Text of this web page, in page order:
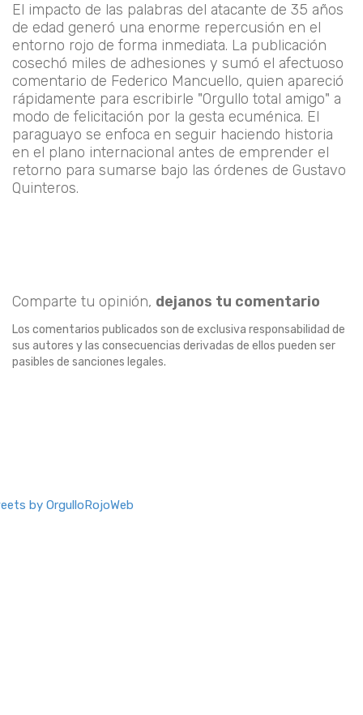
El impacto de las palabras del atacante de 35 años
de edad generó una enorme repercusión en el
entorno rojo de forma inmediata. La publicación
cosechó miles de adhesiones y sumó el afectuoso
comentario de Federico Mancuello, quien apareció
rápidamente para escribirle "Orgullo total amigo" a
modo de felicitación por la gesta ecuménica. El
paraguayo se enfoca en seguir haciendo historia
en el plano internacional antes de emprender el
retorno para sumarse bajo las órdenes de Gustavo
Quinteros.
Comparte tu opinión, dejanos tu comentario
Los comentarios publicados son de exclusiva responsabilidad de
sus autores y las consecuencias derivadas de ellos pueden ser
pasibles de sanciones legales.
by OrgulloRojoWeb